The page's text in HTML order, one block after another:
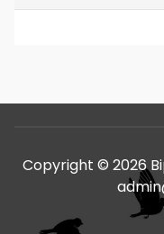
Copyright © 2026